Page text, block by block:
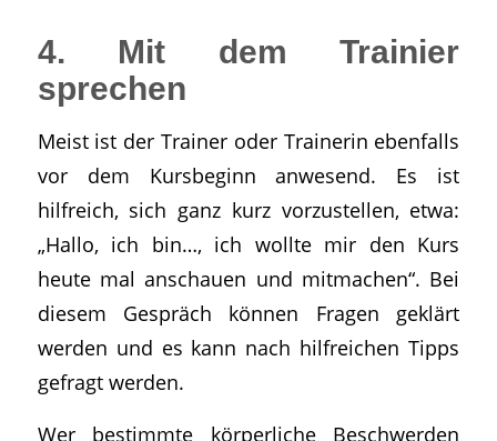
4. Mit dem Trainier
sprechen
Meist ist der Trainer oder Trainerin ebenfalls
vor dem Kursbeginn anwesend. Es ist
hilfreich, sich ganz kurz vorzustellen, etwa:
„Hallo, ich bin…, ich wollte mir den Kurs
heute mal anschauen und mitmachen“. Bei
diesem Gespräch können Fragen geklärt
werden und es kann nach hilfreichen Tipps
gefragt werden.
Wer bestimmte körperliche Beschwerden